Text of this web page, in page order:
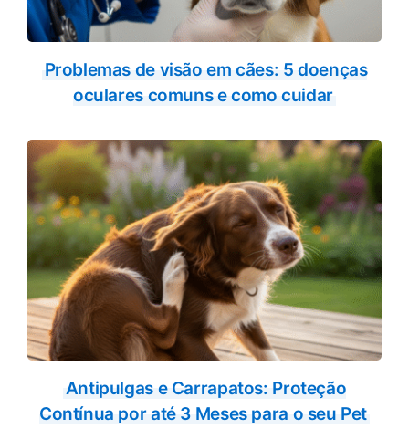
Problemas de visão em cães: 5 doenças
oculares comuns e como cuidar
Antipulgas e Carrapatos: Proteção
Contínua por até 3 Meses para o seu Pet